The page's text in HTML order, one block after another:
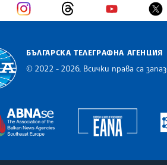
БЪЛГАРСКА ТЕЛЕГРАФНА АГЕНЦИЯ
© 2022 - 2026, Всички права са
The Assocoation of the